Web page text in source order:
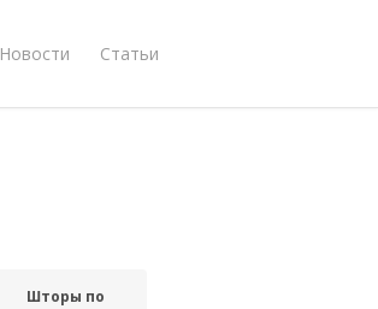
Новости Статьи
Шторы по